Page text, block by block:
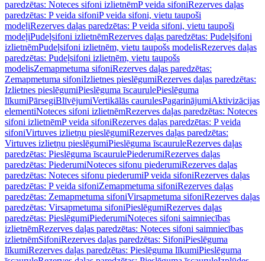
paredzētas: Noteces sifoni izlietnēmP veida sifoniRezerves daļas
paredzētas: P veida sifoniP veida sifoni, vietu taupoši
modeļiRezerves daļas paredzētas: P veida sifoni, vietu taupoši
modeļiPudeļsifoni izlietnēmRezerves daļas paredzētas: Pudeļsifoni
izlietnēmPudeļsifoni izlietnēm, vietu taupošs modelisRezerves daļas
paredzētas: Pudeļsifoni izlietnēm, vietu taupošs
modelisZemapmetuma sifoniRezerves daļas paredzētas:
Zemapmetuma sifoniIzlietnes pieslēgumiRezerves daļas paredzētas:
Izlietnes pieslēgumiPieslēguma īscaurulePieslēguma
līkumiPārsegiBlīvējumiVertikālās caurulesPagarinājumiAktivizācijas
elementiNoteces sifoni izlietnēmRezerves daļas paredzētas: Noteces
sifoni izlietnēmP veida sifoniRezerves daļas paredzētas: P veida
sifoniVirtuves izlietņu pieslēgumiRezerves daļas paredzētas:
Virtuves izlietņu pieslēgumiPieslēguma īscauruleRezerves daļas
paredzētas: Pieslēguma īscaurulePiederumiRezerves daļas
paredzētas: PiederumiNoteces sifonu piederumiRezerves daļas
paredzētas: Noteces sifonu piederumiP veida sifoniRezerves daļas
paredzētas: P veida sifoniZemapmetuma sifoniRezerves daļas
paredzētas: Zemapmetuma sifoniVirsapmetuma sifoniRezerves daļas
paredzētas: Virsapmetuma sifoniPieslēgumiRezerves daļas
paredzētas: PieslēgumiPiederumiNoteces sifoni saimniecības
izlietnēmRezerves daļas paredzētas: Noteces sifoni saimniecības
izlietnēmSifoniRezerves daļas paredzētas: SifoniPieslēguma
līkumiRezerves daļas paredzētas: Pieslēguma līkumiPieslēguma